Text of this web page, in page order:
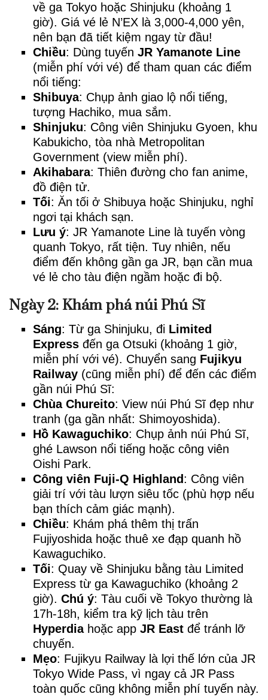
về ga Tokyo hoặc Shinjuku (khoảng 1
giờ). Giá vé lẻ N’EX là 3,000-4,000 yên,
nên bạn đã tiết kiệm ngay từ đầu!
Chiều: Dùng tuyến JR Yamanote Line
(miễn phí với vé) để tham quan các điểm
nổi tiếng:
Shibuya: Chụp ảnh giao lộ nổi tiếng,
tượng Hachiko, mua sắm.
Shinjuku: Công viên Shinjuku Gyoen, khu
Kabukicho, tòa nhà Metropolitan
Government (view miễn phí).
Akihabara: Thiên đường cho fan anime,
đồ điện tử.
Tối: Ăn tối ở Shibuya hoặc Shinjuku, nghỉ
ngơi tại khách sạn.
Lưu ý: JR Yamanote Line là tuyến vòng
quanh Tokyo, rất tiện. Tuy nhiên, nếu
điểm đến không gần ga JR, bạn cần mua
vé lẻ cho tàu điện ngầm hoặc đi bộ.
Ngày 2: Khám phá núi Phú Sĩ
Sáng: Từ ga Shinjuku, đi Limited
Express đến ga Otsuki (khoảng 1 giờ,
miễn phí với vé). Chuyển sang Fujikyu
Railway (cũng miễn phí) để đến các điểm
gần núi Phú Sĩ:
Chùa Chureito: View núi Phú Sĩ đẹp như
tranh (ga gần nhất: Shimoyoshida).
Hồ Kawaguchiko: Chụp ảnh núi Phú Sĩ,
ghé Lawson nổi tiếng hoặc công viên
Oishi Park.
Công viên Fuji-Q Highland: Công viên
giải trí với tàu lượn siêu tốc (phù hợp nếu
bạn thích cảm giác mạnh).
Chiều: Khám phá thêm thị trấn
Fujiyoshida hoặc thuê xe đạp quanh hồ
Kawaguchiko.
Tối: Quay về Shinjuku bằng tàu Limited
Express từ ga Kawaguchiko (khoảng 2
giờ). Chú ý: Tàu cuối về Tokyo thường là
17h-18h, kiểm tra kỹ lịch tàu trên
Hyperdiahoặc app JR East để tránh lỡ
chuyến.
Mẹo: Fujikyu Railway là lợi thế lớn của JR
Tokyo Wide Pass, vì ngay cả JR Pass
toàn quốc cũng không miễn phí tuyến này.